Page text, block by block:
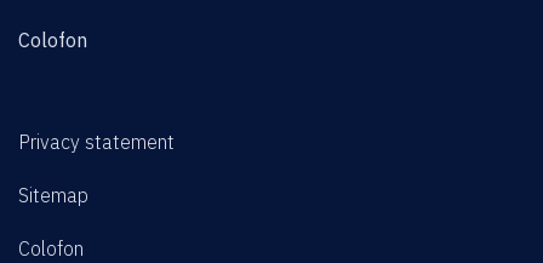
Colofon
Privacy statement
Sitemap
Colofon